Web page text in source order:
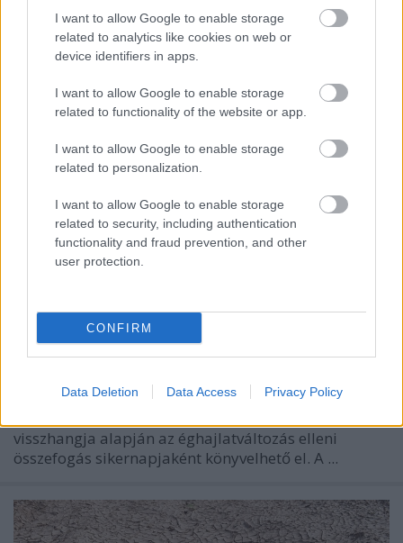
I want to allow Google to enable storage
related to analytics like cookies on web or
device identifiers in apps.
I want to allow Google to enable storage
related to functionality of the website or app.
I want to allow Google to enable storage
related to personalization.
I want to allow Google to enable storage
related to security, including authentication
functionality and fraud prevention, and other
user protection.
CONFIRM
Data Deletion Data Access Privacy Policy
Fellélegezhetünk? – a párizsi
klímacsúcs eredményei
Európa Pont•2015. december 16.
visszhangja alapján az éghajlatváltozás elleni
összefogás sikernapjaként könyvelhető el. A ...